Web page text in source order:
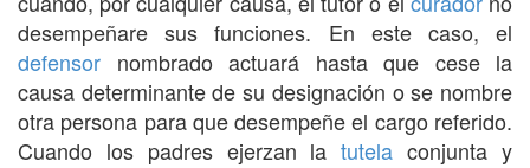
desempeñare sus funciones. En este caso, el
defensor nombrado actuará hasta que cese la
causa determinante de su designación o se nombre
otra persona para que desempeñe el cargo referido.
Cuando los padres ejerzan latutela conjunta y